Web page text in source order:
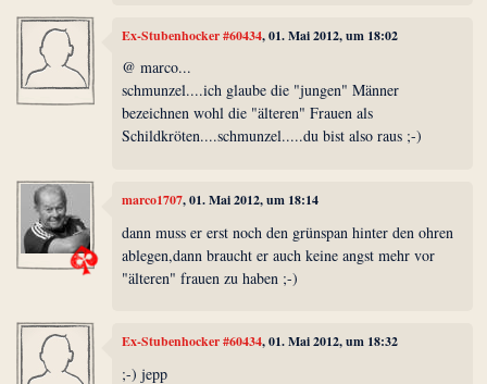
Ex-Stubenhocker #60434, 01. Mai 2012, um 18:02
@ marco...
schmunzel....ich glaube die "jungen" Männer
bezeichnen wohl die "älteren" Frauen als
Schildkröten....schmunzel.....du bist also raus ;-)
marco1707, 01. Mai 2012, um 18:14
dann muss er erst noch den grünspan hinter den ohren
ablegen,dann braucht er auch keine angst mehr vor
"älteren" frauen zu haben ;-)
Ex-Stubenhocker #60434, 01. Mai 2012, um 18:32
;-) jepp